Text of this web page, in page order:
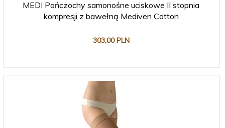
MEDI Pończochy samonośne uciskowe II stopnia
kompresji z bawełną Mediven Cotton
303,00 PLN